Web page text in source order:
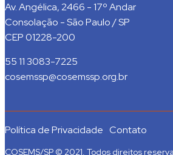
Av. Angélica, 2466 - 17º Andar
Consolação - São Paulo / SP
CEP 01228-200
55 11 3083-7225
cosemssp@cosemssp.org.br
Política de Privacidade Contato
COSEMS/SP © 2021. Todos direitos